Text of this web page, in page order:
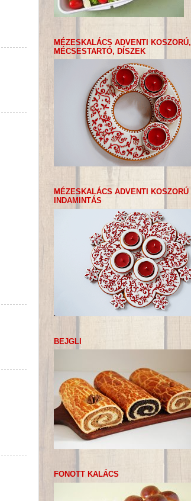
MÉZESKALÁCS ADVENTI KOSZORÚ,
MÉCSESTARTÓ, DÍSZEK
MÉZESKALÁCS ADVENTI KOSZORÚ
INDAMINTÁS
BEJGLI
FONOTT KALÁCS